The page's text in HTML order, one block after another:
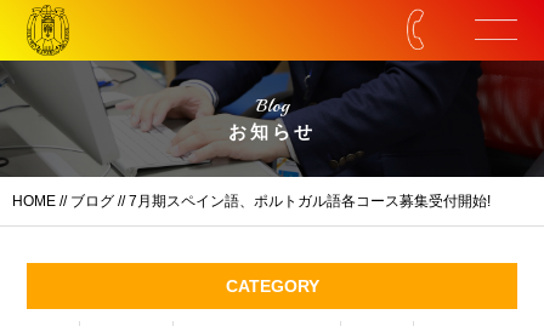
Blog
お知らせ
HOME // ブログ // 7月期スペイン語、ポルトガル語各コース募集受付開始!
CATEGORY